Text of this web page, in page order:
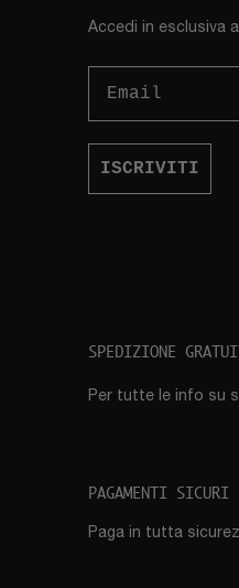
Accedi in esclusiva
ISCRIVITI
SPEDIZIONE
Per tutte le info su
PAGAMENTI SICURI
Paga in tutta